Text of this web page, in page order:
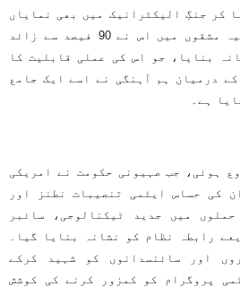
کر جنگِ الیکٹرانیک میں بھی نمایاں
کردار ادا کرتا ہے۔ حالیہ مشقوں میں اس نے 90 فیصد سے زائد
بنایا، جو اس کی عملی قابلیت کا
درمیان ہم آہنگی نے اسے ایک جامع
ہے۔
شروع ہوئی، جب صہیونی حکومت نے امریکی
کی حساس ایٹمی تنصیبات نطنز اور
میں جدید ٹیکنالوجی، سائبر
رابطہ نظام کو نشانہ بنایا گیا۔
اور سائنسدانوں کو شہید کرکے
پروگرام کو کمزور کرنے کی کوشش